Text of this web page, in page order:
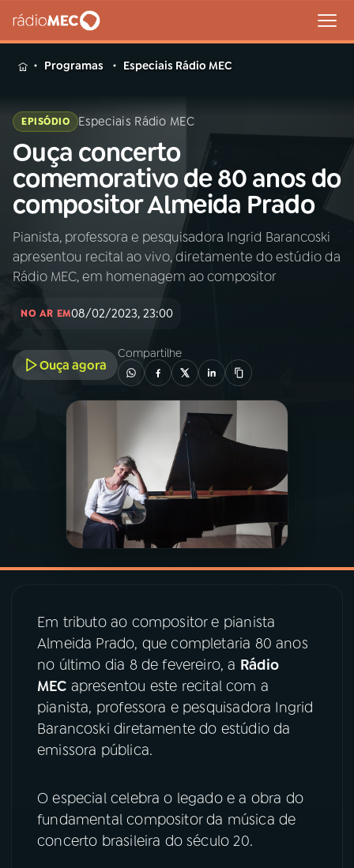
MENU
Buscar
na
Rádio
MEC
Buscar
Início AO VIVO
INÍCIO
PODCASTS
VIDEOCASTS
08PRÊMIO RÁDIO MEC
ACOMPANHE A RÁDIO MEC
YouTube
TikTok
Programas Especiais Rádio MEC
EPISÓDIO Especiais Rádio MEC
Ouça concerto
comemorativo de 80 anos do
compositor Almeida Prado
Pianista, professora e pesquisadora Ingrid Barancoski
apresentou recital ao vivo, diretamente do estúdio da
Rádio MEC, em homenagem ao compositor
NO AR EM08/02/2023, 23:00
Ouça agora
Compartilhe
Em tributo ao compositor e pianista
Almeida Prado, que completaria 80 anos
no último dia 8 de fevereiro, a Rádio
MEC apresentou este recital com a
pianista, professora e pesquisadora Ingrid
Barancoski diretamente do estúdio da
emissora pública.
O especial celebra o legado e a obra do
fundamental compositor da música de
concerto brasileira do século 20.